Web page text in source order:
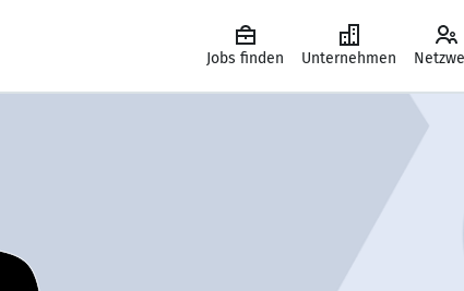
Jobs finden Unternehmen